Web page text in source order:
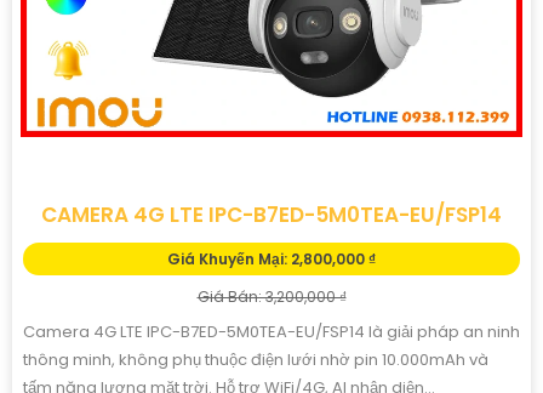
CAMERA 4G LTE IPC-B7ED-5M0TEA-EU/FSP14
Giá Khuyến Mại: 2,800,000 ₫
Giá Bán: 3,200,000 ₫
Camera 4G LTE IPC-B7ED-5M0TEA-EU/FSP14 là giải pháp an ninh
thông minh, không phụ thuộc điện lưới nhờ pin 10.000mAh và
tấm năng lượng mặt trời. Hỗ trợ WiFi/4G, AI nhận diện...